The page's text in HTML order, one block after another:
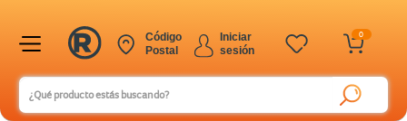
0
Iniciar
sesión
Código
Postal